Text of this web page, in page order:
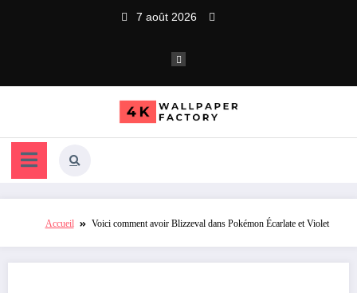
7 août 2026
Accueil Voici comment avoir Blizzeval dans Pokémon Écarlate et Violet